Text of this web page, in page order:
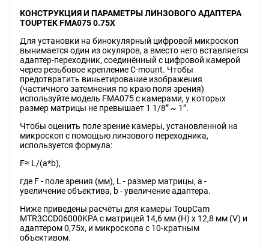
КОНСТРУКЦИЯ И ПАРАМЕТРЫ ЛИНЗОВОГО АДАПТЕРА
TOUPTEK FMA075 0.75X
Для установки на бинокулярный цифровой микроскоп
вынимается один из окуляров, а вместо него вставляется
адаптер-переходник, соединённый с цифровой камерой
через резьбовое крепление C-mount. Чтобы
предотвратить виньетирование изображения
(частичного затемнения по краю поля зрения)
используйте модель FMA075 с камерами, у которых
размер матрицы не превышает 1 1/8” ~ 1”.
Чтобы оценить поле зрение камеры, установленной на
микроскоп с помощью линзового переходника,
используется формула:
F≈ L/(a*b),
где F - поле зрения (мм), L - размер матрицы, a -
увеличение объектива, b - увеличение адаптера.
Ниже приведены расчёты для камеры ToupCam
MTR3CCD06000KPA с матрицей 14,6 мм (H) x 12,8 мм (V) и
адаптером 0,75x, и микроскопа с 10-кратным
объективом.